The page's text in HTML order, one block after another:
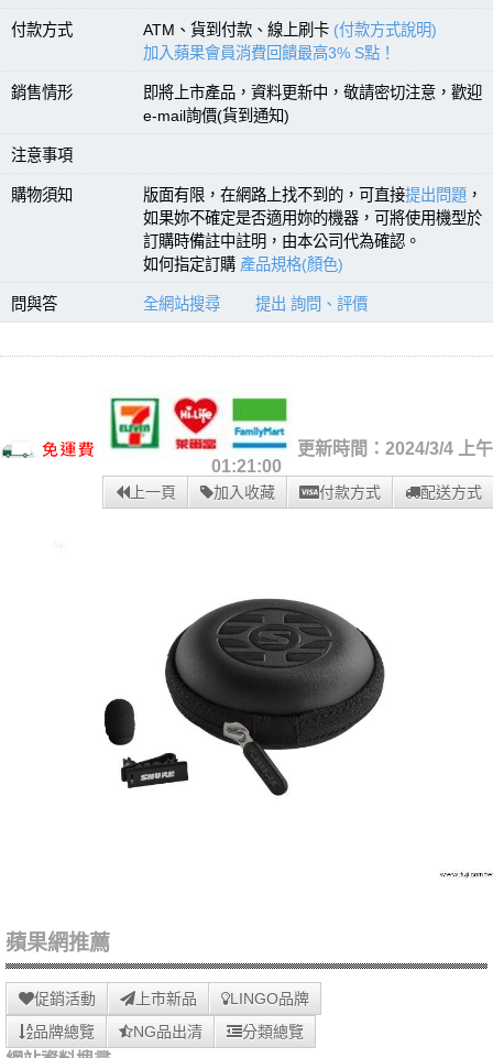
付款方式 ATM、貨到付款、線上刷卡 (付款方式說明)
加入蘋果會員消費回饋最高3% S點！
銷售情形
即將上市產品，資料更新中，敬請密切注意，歡迎
e-mail詢價(貨到通知)
注意事項
購物須知 版面有限，在網路上找不到的，可直接提出問題 ，
如果妳不確定是否適用妳的機器，可將使用機型於
訂購時備註中註明，由本公司代為確認。
如何指定訂購 產品規格(顏色)
問與答 全網站搜尋 提出 詢問、評價
更新時間：2024/3/4 上午
01:21:00
上一頁 加入收藏 付款方式 配送方式
蘋果網推薦
促銷活動 上市新品
LINGO品牌
品牌總覽
NG品出清 分類總覽